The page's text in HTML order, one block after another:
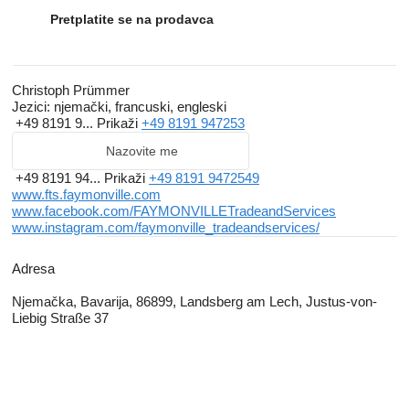
Pretplatite se na prodavca
Christoph Prümmer
Jezici: njemački, francuski, engleski
+49 8191 9... Prikaži +49 8191 947253
Nazovite me
+49 8191 94... Prikaži +49 8191 9472549
www.fts.faymonville.com
www.facebook.com/FAYMONVILLETradeandServices
www.instagram.com/faymonville_tradeandservices/
Adresa
Njemačka, Bavarija, 86899, Landsberg am Lech, Justus-von-
Liebig Straße 37